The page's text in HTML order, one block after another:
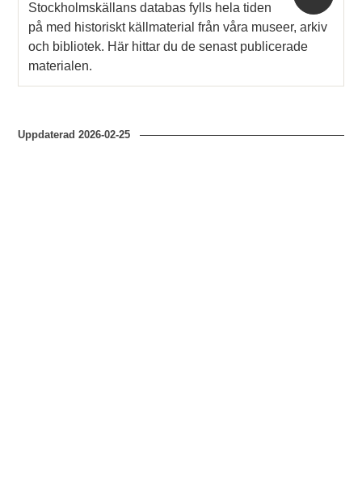
Stockholmskällans databas fylls hela tiden
på med historiskt källmaterial från våra museer, arkiv
och bibliotek. Här hittar du de senast publicerade
materialen.
Uppdaterad2026-02-25